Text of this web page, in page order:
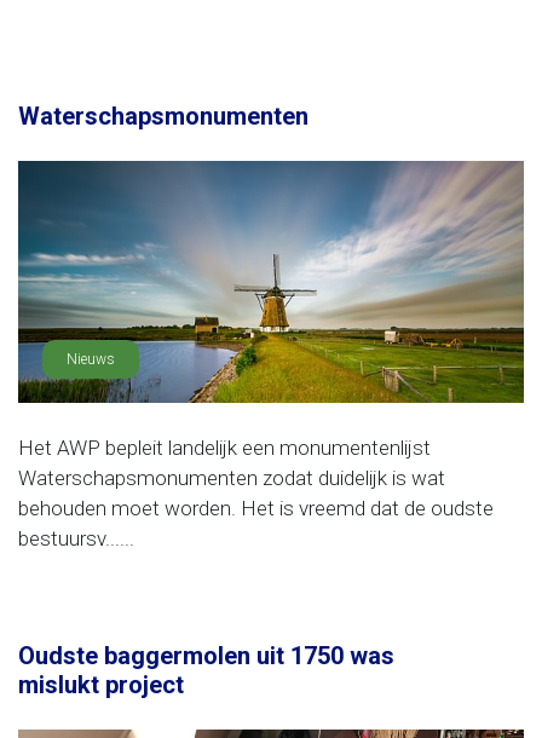
Waterschapsmonumenten
Nieuws
Het AWP bepleit landelijk een monumentenlijst
Waterschapsmonumenten zodat duidelijk is wat
behouden moet worden. Het is vreemd dat de oudste
bestuursv......
Oudste baggermolen uit 1750 was
mislukt project